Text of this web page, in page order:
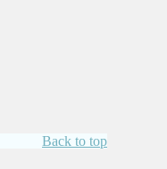
Back to top